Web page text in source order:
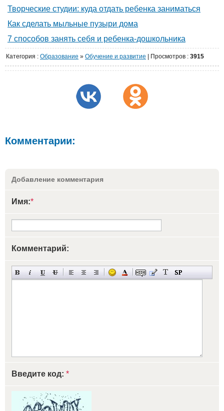
Творческие студии: куда отдать ребенка заниматься
Как сделать мыльные пузыри дома
7 способов занять себя и ребенка-дошкольника
Категория : Образование » Обучение и развитие Просмотров : 3915
Комментарии:
Добавление комментария
Имя:*
Комментарий:
Введите код: *